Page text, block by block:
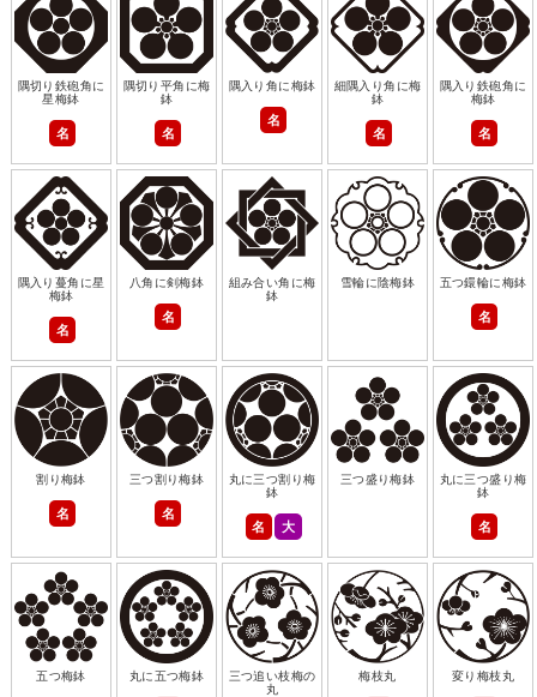
隅切り鉄砲角に
星梅鉢
名
隅切り平角に梅
鉢
名
隅入り角に梅鉢
名
細隅入り角に梅
鉢
名
隅入り鉄砲角に
梅鉢
名
隅入り蔓角に星
梅鉢
名
八角に剣梅鉢
名
組み合い角に梅
鉢
雪輪に陰梅鉢 五つ鐶輪に梅鉢
名
割り梅鉢
名
三つ割り梅鉢
名
丸に三つ割り梅
鉢
名 大
三つ盛り梅鉢
丸に三つ盛り梅
鉢
名
五つ梅鉢 丸に五つ梅鉢
三つ追い枝梅の
丸
梅枝丸 変り梅枝丸